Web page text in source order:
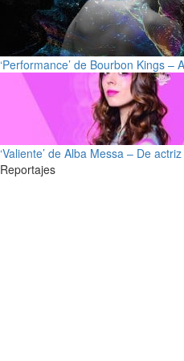
‘Performance’ de Bourbon Kings
‘Valiente’ de Alba Messa – De
Reportajes